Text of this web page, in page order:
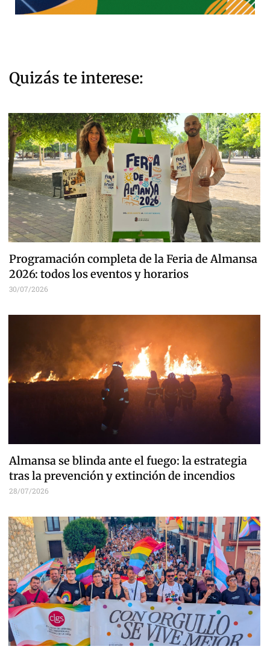
Quizás te interese:
Programación completa de la Feria de Almansa
2026: todos los eventos y horarios
30/07/2026
Almansa se blinda ante el fuego: la estrategia
tras la prevención y extinción de incendios
28/07/2026